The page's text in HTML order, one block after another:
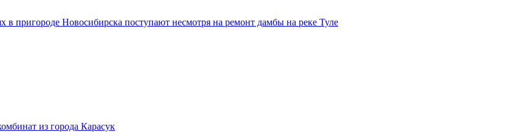
в пригороде Новосибирска поступают несмотря на ремонт дамбы на реке Туле
из города Карасук